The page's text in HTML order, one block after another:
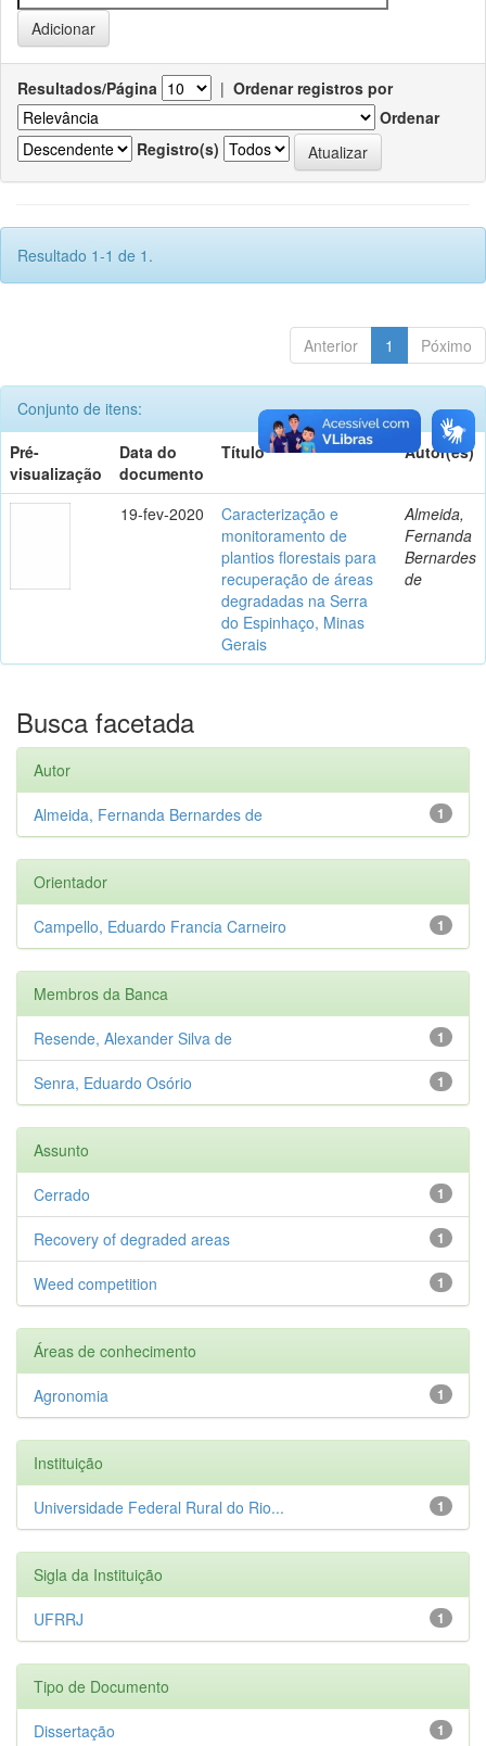
Resultados/Página | Ordenar registros por
Ordenar
Registro(s)
Resultado 1-1 de 1.
Anterior 1 Póximo
Conjunto de itens:
Pré-
visualização
Data do
documento
Título Autor(es)
19-fev-2020
Caracterização e
monitoramento de
plantios florestais para
recuperação de áreas
degradadas na Serra
do Espinhaço, Minas
Gerais
Almeida,
Fernanda
Bernardes
de
Busca facetada
Autor
1
Almeida, Fernanda Bernardes de
Orientador
1
Campello, Eduardo Francia Carneiro
Membros da Banca
1
Resende, Alexander Silva de
1
Senra, Eduardo Osório
Assunto
1
Cerrado
1
Recovery of degraded areas
1
Weed competition
Áreas de conhecimento
1
Agronomia
Instituição
1
Universidade Federal Rural do Rio...
Sigla da Instituição
1
UFRRJ
Tipo de Documento
1
Dissertação